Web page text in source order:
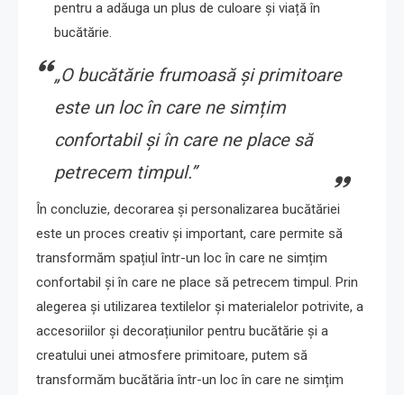
pentru a adăuga un plus de culoare și viață în
bucătărie.
„O bucătărie frumoasă și primitoare
este un loc în care ne simțim
confortabil și în care ne place să
petrecem timpul.”
În concluzie, decorarea și personalizarea bucătăriei
este un proces creativ și important, care permite să
transformăm spațiul într-un loc în care ne simțim
confortabil și în care ne place să petrecem timpul. Prin
alegerea și utilizarea textilelor și materialelor potrivite, a
accesoriilor și decorațiunilor pentru bucătărie și a
creatului unei atmosfere primitoare, putem să
transformăm bucătăria într-un loc în care ne simțim